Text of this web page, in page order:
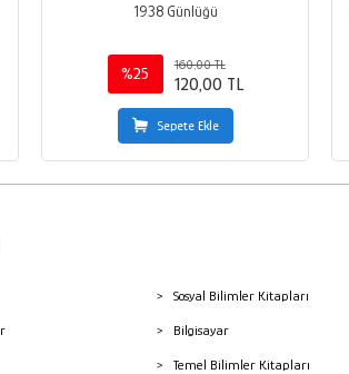
1938 Günlüğü
%25
160,00 TL
120,00 TL
Sepete Ekle
Sosyal Bilimler Kitapları
Bilgisayar
Temel Bilimler Kitapları